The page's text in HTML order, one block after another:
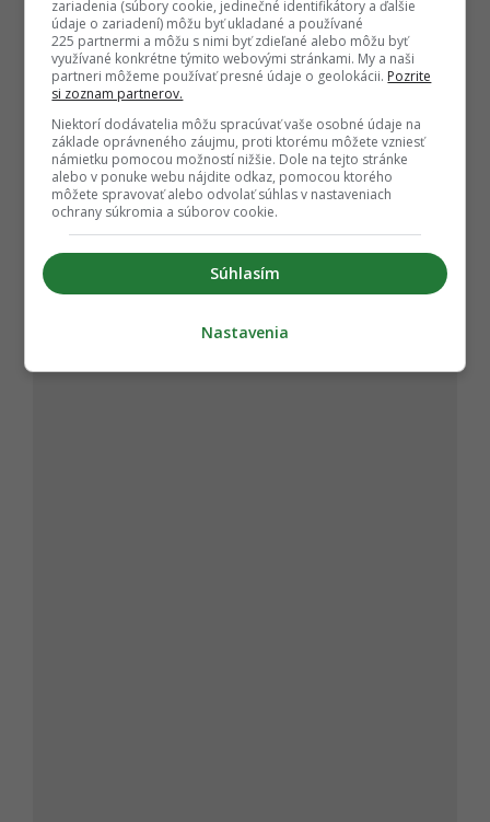
1 877 miestv rámci študentských domov
UKF v Nitre
a v rámci zmluvných zariadení
študentských domovoch SPU (len pre
študentov so SK občianstvom) a36 miest
Inštitúte znalostného pôdohospodárstva a
inovácií (bývalý Agroinštitút)
predstavuje
ubytovacích kapacít, ale aj v
spôsobe ich prideľovania.
ČLÁNOK POKRAČUJE POD REKLAMOU
zariadenia (súbory cookie, jedinečné identifikátory a ďalšie
údaje o zariadení) môžu byť ukladané a používané
225 partnermi a môžu s nimi byť zdieľané alebo môžu byť
využívané konkrétne týmito webovými stránkami. My a naši
partneri môžeme používať presné údaje o geolokácii. Pozrite
si zoznam partnerov.
Niektorí dodávatelia môžu spracúvať vaše osobné údaje na
základe oprávneného záujmu, proti ktorému môžete vzniesť
námietku pomocou možností nižšie. Dole na tejto stránke
alebo v ponuke webu nájdite odkaz, pomocou ktorého
môžete spravovať alebo odvolať súhlas v nastaveniach
ochrany súkromia a súborov cookie.
Súhlasím
Nastavenia